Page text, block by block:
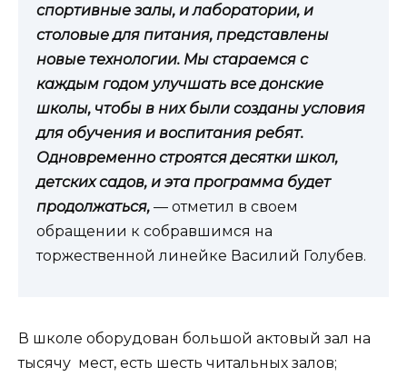
спортивные залы, и лаборатории, и
столовые для питания, представлены
новые технологии. Мы стараемся с
каждым годом улучшать все донские
школы, чтобы в них были созданы условия
для обучения и воспитания ребят.
Одновременно строятся десятки школ,
детских садов, и эта программа будет
продолжаться, — отметил в своем
обращении к собравшимся на
торжественной линейке Василий Голубев.
В школе оборудован большой актовый зал на
тысячу мест, есть шесть читальных залов;